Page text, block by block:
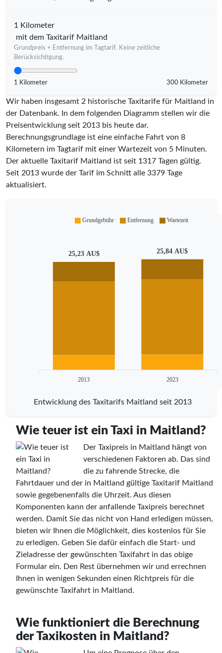
1 Kilometer
mit dem Taxitarif Maitland
Grundpreis + Entfernung im Tagtarif. Keine zeitliche
Berücksichtigung.
1 Kilometer 300 Kilometer
Wir haben insgesamt 2 historische Taxitarife für Maitland in
der Datenbank. In dem folgenden Diagramm stellen wir die
Preisentwicklung seit 2013 bis heute dar.
Berechnungsgrundlage ist eine einfache Fahrt von 8
Kilometern im Tagtarif mit einer Wartezeit von 5 Minuten.
Der aktuelle Taxitarif Maitland ist seit 1317 Tagen gültig.
Seit 2013 wurde der Tarif im Schnitt alle 3379 Tage
aktualisiert.
25,23 AU$ 25,84 AU$
2013 2023
Grundgebühr Entfernung Wartezeit
Entwicklung des Taxitarifs Maitland seit 2013
Wie teuer ist ein Taxi in Maitland?
Der Taxipreis in Maitland hängt von
verschiedenen Faktoren ab. Das sind
die zu fahrende Strecke, die
Fahrtdauer und der in Maitland gültige Taxitarif Maitland
sowie gegebenenfalls die Uhrzeit. Aus diesen
Komponenten kann der anfallende Taxipreis berechnet
werden. Damit Sie das nicht von Hand erledigen müssen,
bieten wir Ihnen die Möglichkeit, dies kostenlos für Sie
zu erledigen. Geben Sie dafür einfach die Start- und
Zieladresse der gewünschten Taxifahrt in das obige
Formular ein. Den Rest übernehmen wir und errechnen
Ihnen in wenigen Sekunden einen Richtpreis für die
gewünschte Taxifahrt in Maitland.
Wie funktioniert die Berechnung
der Taxikosten in Maitland?